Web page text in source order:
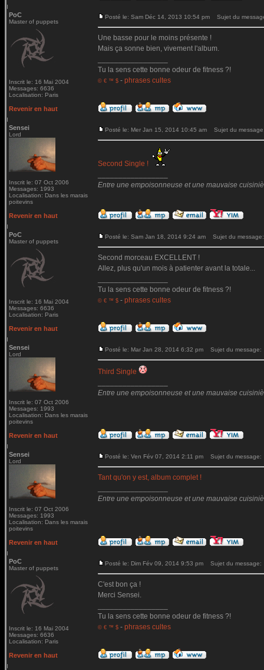
PoC
Master of puppets
Inscrit le: 16 Mai 2004
Messages: 6636
Localisation: Paris
Posté le: Sam Déc 14, 2013 10:54 pm Sujet du
Une basse pour le moins présente !
Mais ça sonne bien, vivement l'album.
Tu la sens cette bonne odeur de fitness ?!
© € ™ $ - phrases cultes
Revenir en haut
Sensei
Lord
Inscrit le: 07 Oct 2006
Messages: 1993
Localisation: Dans les marais
poitevins
Posté le: Mer Jan 15, 2014 10:45 am Sujet du
Second Single !
Entre une empoisonneuse et une mauvaise
Revenir en haut
PoC
Master of puppets
Inscrit le: 16 Mai 2004
Messages: 6636
Localisation: Paris
Posté le: Sam Jan 18, 2014 9:24 am Sujet du message:
Second morceau EXCELLENT !
Allez, plus qu'un mois à patienter avant la totale...
Tu la sens cette bonne odeur de fitness ?!
© € ™ $ - phrases cultes
Revenir en haut
Sensei
Lord
Inscrit le: 07 Oct 2006
Messages: 1993
Localisation: Dans les marais
poitevins
Posté le: Mar Jan 28, 2014 6:32 pm Sujet du message:
Third Single
Entre une empoisonneuse et une mauvaise
Revenir en haut
Sensei
Lord
Inscrit le: 07 Oct 2006
Messages: 1993
Localisation: Dans les marais
poitevins
Posté le: Ven Fév 07, 2014 2:11 pm Sujet du message:
Tant qu'on y est, album complet !
Entre une empoisonneuse et une mauvaise
Revenir en haut
PoC
Master of puppets
Inscrit le: 16 Mai 2004
Messages: 6636
Localisation: Paris
Posté le: Dim Fév 09, 2014 9:53 pm Sujet du message:
C'est bon ça !
Merci Sensei.
Tu la sens cette bonne odeur de fitness ?!
© € ™ $ - phrases cultes
Revenir en haut